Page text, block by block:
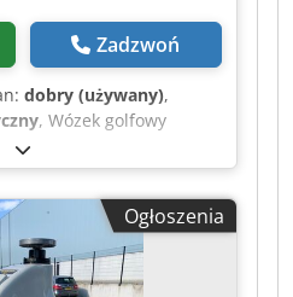
Zadzwoń
dobry (używany),
, Wózek golfowy
4-osobowy Golfkar Golfcart
przesłać przez
sprawdź
podane loco Nuland.
posiada zmienne stany
naczep i
Ogłoszenia